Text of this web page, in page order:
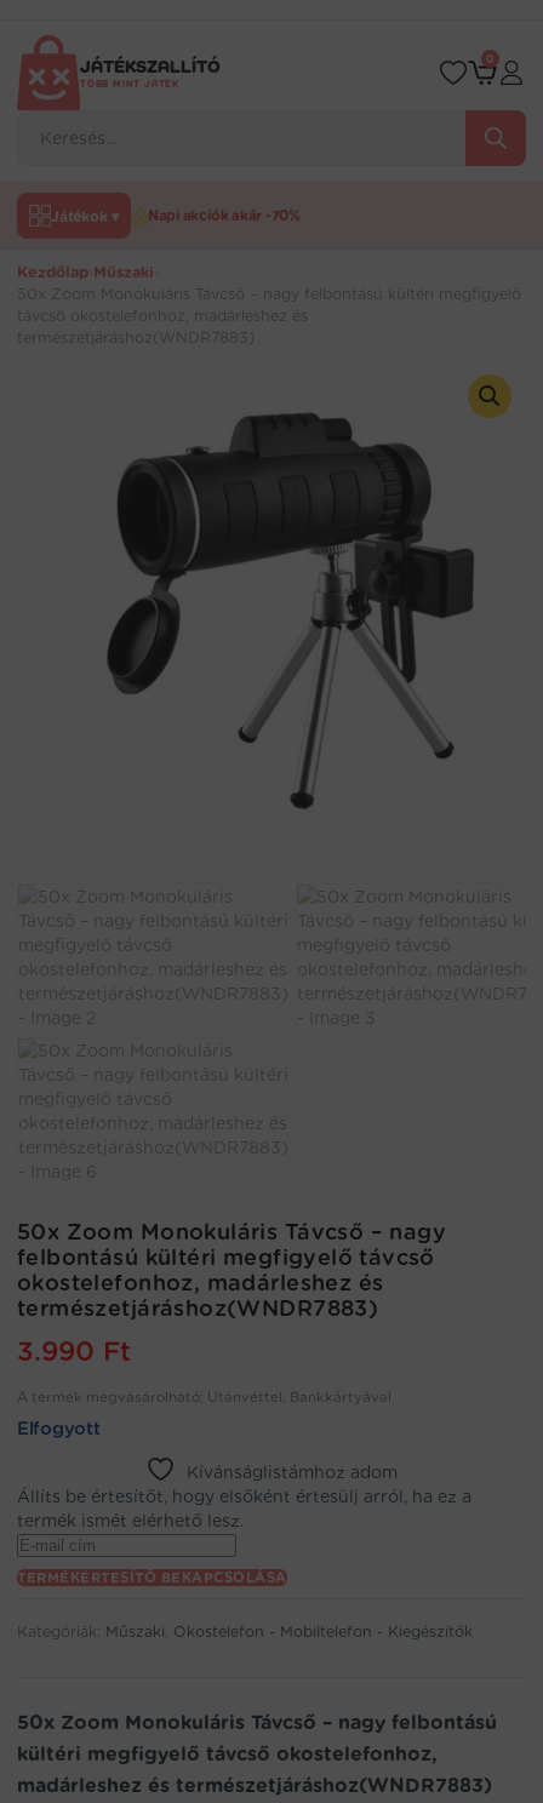
tartalomraJÁTÉKSZALLÍTÓ
TÖBB MINT JÁTÉK
search
0
Játékok ▾ Napi akciók akár -70%
Kezdőlap Műszaki
50x Zoom Monokuláris Távcső – nagy felbontású kültéri megfigyelő
távcső okostelefonhoz, madárleshez és
természetjáráshoz(WNDR7883)
50x Zoom Monokuláris Távcső – nagy
felbontású kültéri megfigyelő távcső
okostelefonhoz, madárleshez és
természetjáráshoz(WNDR7883)
3.990 Ft
A termék megvásárolható: Utánvéttel, Bankkártyával
Elfogyott
Kívánságlistámhoz adom
Állíts be értesítőt, hogy elsőként értesülj arról, ha ez a
termék ismét elérhető lesz.
Enter
your
email
to
waitlist
this
product
TERMÉKÉRTESÍTŐ BEKAPCSOLÁSA
Kategóriák: Műszaki Okostelefon - Mobiltelefon - Kiegészítők
50x Zoom Monokuláris Távcső – nagy felbontású
kültéri megfigyelő távcső okostelefonhoz,
madárleshez és természetjáráshoz(WNDR7883)